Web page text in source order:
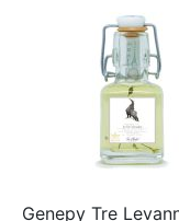
Genepy Tre